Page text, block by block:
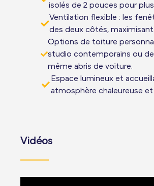
isolés de 2 pouces pour
Ventilation flexible : les
des deux côtés,
Options de toiture
studio contemporains ou
même abris de voiture.
Espace lumineux et
atmosphère chaleureuse
Vidéos